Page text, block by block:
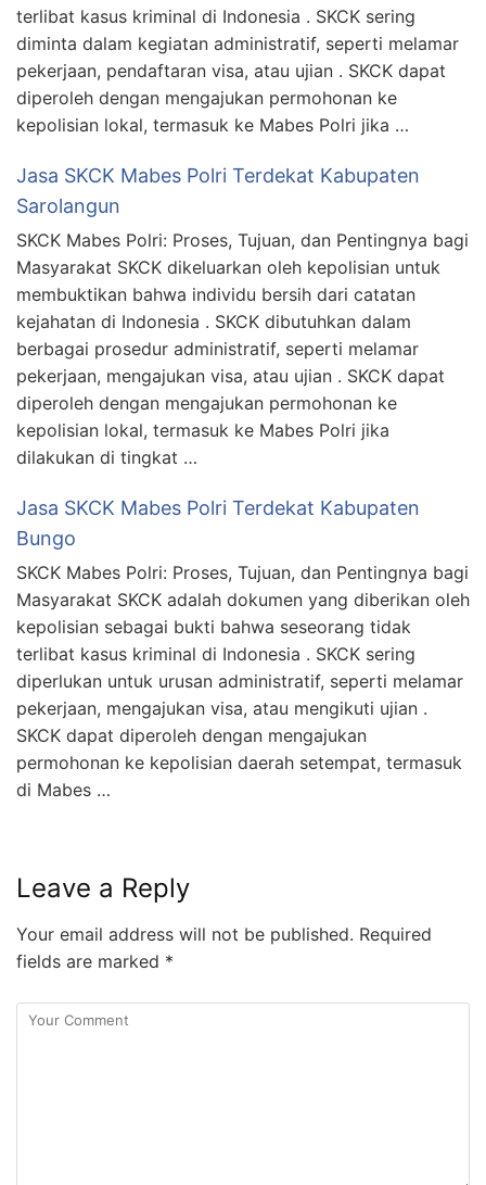
terlibat kasus kriminal di Indonesia . SKCK sering
diminta dalam kegiatan administratif, seperti melamar
pekerjaan, pendaftaran visa, atau ujian . SKCK dapat
diperoleh dengan mengajukan permohonan ke
kepolisian lokal, termasuk ke Mabes Polri jika …
Jasa SKCK Mabes Polri Terdekat Kabupaten
Sarolangun
SKCK Mabes Polri: Proses, Tujuan, dan Pentingnya bagi
Masyarakat SKCK dikeluarkan oleh kepolisian untuk
membuktikan bahwa individu bersih dari catatan
kejahatan di Indonesia . SKCK dibutuhkan dalam
berbagai prosedur administratif, seperti melamar
pekerjaan, mengajukan visa, atau ujian . SKCK dapat
diperoleh dengan mengajukan permohonan ke
kepolisian lokal, termasuk ke Mabes Polri jika
dilakukan di tingkat …
Jasa SKCK Mabes Polri Terdekat Kabupaten
Bungo
SKCK Mabes Polri: Proses, Tujuan, dan Pentingnya bagi
Masyarakat SKCK adalah dokumen yang diberikan oleh
kepolisian sebagai bukti bahwa seseorang tidak
terlibat kasus kriminal di Indonesia . SKCK sering
diperlukan untuk urusan administratif, seperti melamar
pekerjaan, mengajukan visa, atau mengikuti ujian .
SKCK dapat diperoleh dengan mengajukan
permohonan ke kepolisian daerah setempat, termasuk
di Mabes …
Leave a Reply
Your email address will not be published. Required
fields are marked *